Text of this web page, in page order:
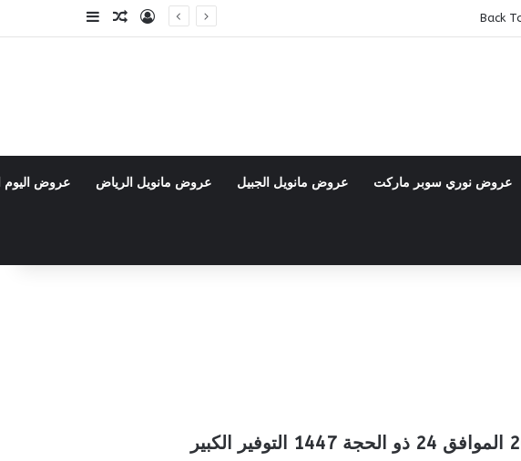
تسجيل الدخول
مقال عشوائي
إضافة عمود
عروض نوري سوبر ماركت عروض مانويل الجبيل عروض مانويل الرياض عروض اليوم